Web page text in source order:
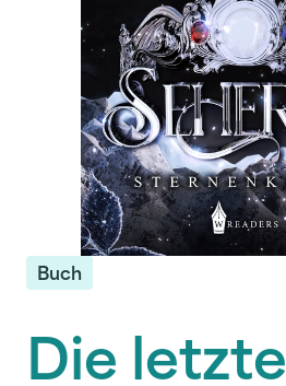
Buch
Die letzte